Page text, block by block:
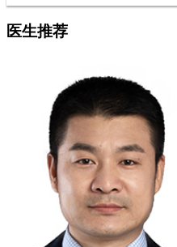
医生推荐